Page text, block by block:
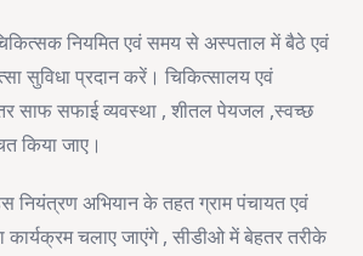
नियमित एवं समय से अस्पताल में बैठे एवं
सुविधा प्रदान करें। चिकित्सालय एवं
साफ सफाई व्यवस्था , शीतल पेयजल ,स्वच्छ
किया जाए।
नियंत्रण अभियान के तहत ग्राम पंचायत एवं
कार्यक्रम चलाए जाएंगे , सीडीओ में बेहतर तरीके